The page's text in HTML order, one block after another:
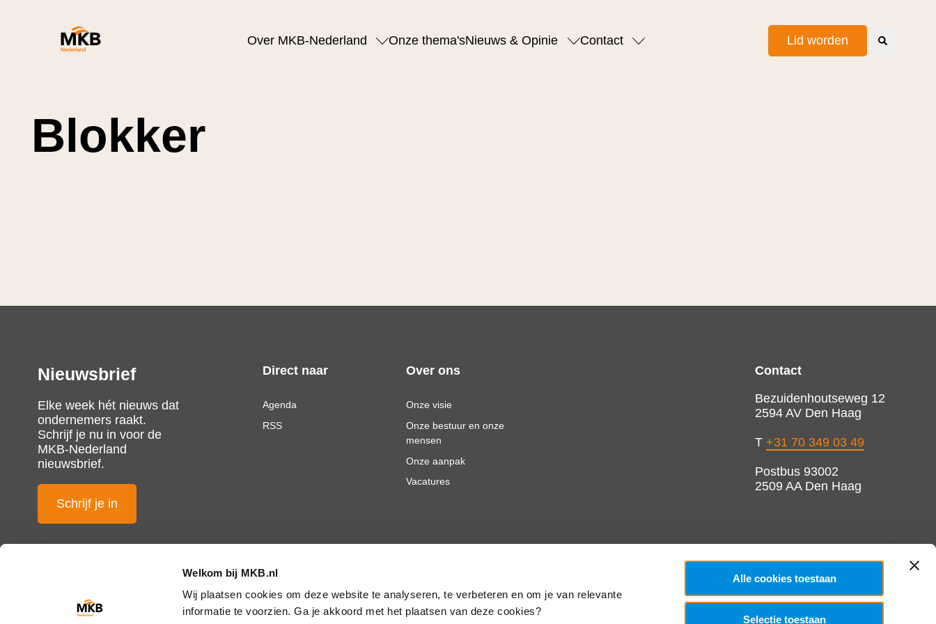
Welkom bij MKB.nl
Wij plaatsen cookies om deze website te analyseren, te verbeteren en om je van relevante
informatie te voorzien. Ga je akkoord met het plaatsen van deze cookies?
Alle cookies toestaan
Selectie toestaan
Over MKB-Nederland Onze thema'sNieuws & Opinie Contact Lid worden
Blokker
Nieuwsbrief
Elke week hét nieuws dat
ondernemers raakt.
Schrijf je nu in voor de
MKB-Nederland
nieuwsbrief.
Schrijf je in
Direct naar
Agenda
RSS
Over ons
Onze visie
Onze bestuur en onze
mensen
Onze aanpak
Vacatures
Contact
Bezuidenhoutseweg 12
2594 AV Den Haag
T +31 70 349 03 49
Postbus 93002
2509 AA Den Haag